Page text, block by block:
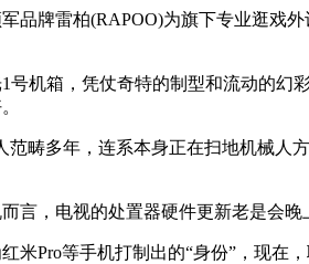
牌雷柏(RAPOO)为旗下专业逛戏外
箱，凭仗奇特的制型和流动的幻
畴多年，连系本身正在扫地机械人
，电视的处置器硬件更新老是会晚
Pro等手机打制出的“身份”，现在